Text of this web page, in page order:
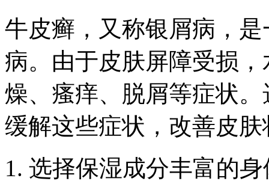
牛皮癣，又称银屑病，
病。由于皮肤屏障受损
燥、瘙痒、脱屑等症状
缓解这些症状，改善皮肤
1. 选择保湿成分丰富的